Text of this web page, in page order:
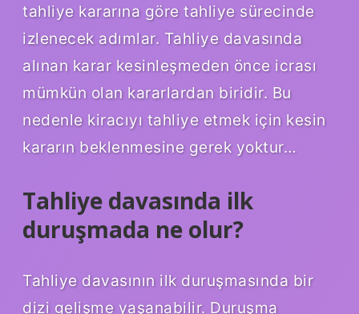
tahliye kararına göre tahliye sürecinde
izlenecek adımlar. Tahliye davasında
alınan karar kesinleşmeden önce icrası
mümkün olan kararlardan biridir. Bu
nedenle kiracıyı tahliye etmek için kesin
kararın beklenmesine gerek yoktur…
Tahliye davasında ilk
duruşmada ne olur?
Tahliye davasının ilk duruşmasında bir
dizi gelişme yaşanabilir. Duruşma